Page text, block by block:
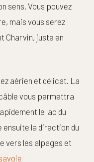
sens. Vous pouvez
mais vous serez
Charvin, juste en
aérien et délicat. La
vous permettra
le lac du
ensuite la direction du
vers les alpages et